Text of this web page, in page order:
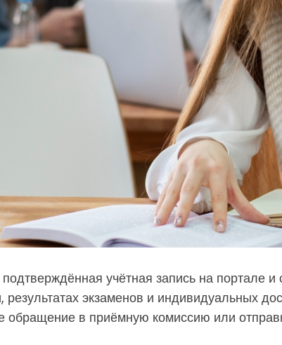
учётная запись на
экзаменов и индивидуальных
в приёмную комиссию или